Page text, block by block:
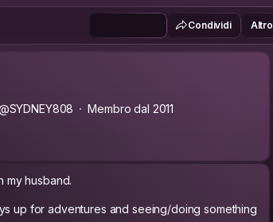
Condividi Altro
Membro dal 2011
my husband.
up for adventures and seeing/doing something